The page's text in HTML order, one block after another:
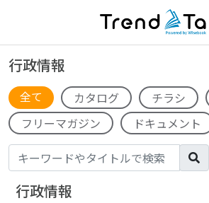
行政情報
全て カタログ チラシ
フリーマガジン
ドキュメント
行政情報